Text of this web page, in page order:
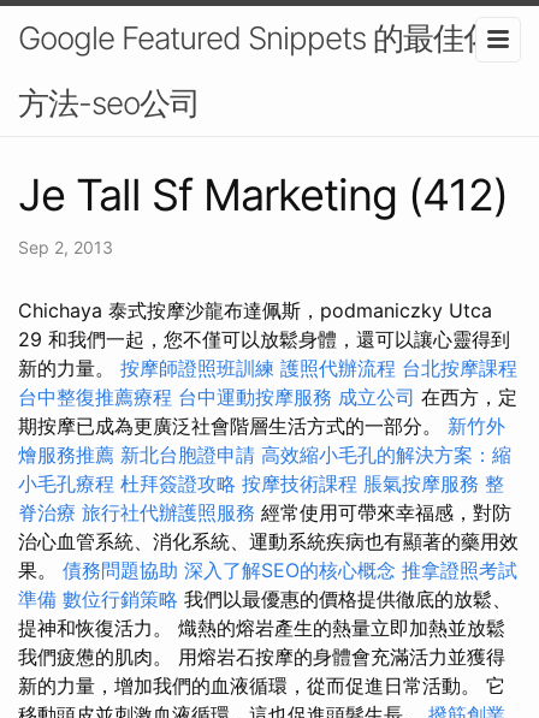
Google Featured Snippets 的最佳化
方法-seo公司
Je Tall Sf Marketing (412)
Sep 2, 2013
Chichaya 泰式按摩沙龍布達佩斯，podmaniczky Utca
29 和我們一起，您不僅可以放鬆身體，還可以讓心靈得到
新的力量。 按摩師證照班訓練 護照代辦流程 台北按摩課程
台中整復推薦療程 台中運動按摩服務 成立公司 在西方，定
期按摩已成為更廣泛社會階層生活方式的一部分。 新竹外
燴服務推薦 新北台胞證申請 高效縮小毛孔的解決方案：縮
小毛孔療程 杜拜簽證攻略 按摩技術課程 脹氣按摩服務 整
脊治療 旅行社代辦護照服務 經常使用可帶來幸福感，對防
治心血管系統、消化系統、運動系統疾病也有顯著的藥用效
果。 債務問題協助 深入了解SEO的核心概念 推拿證照考試
準備 數位行銷策略 我們以最優惠的價格提供徹底的放鬆、
提神和恢復活力。 熾熱的熔岩產生的熱量立即加熱並放鬆
我們疲憊的肌肉。 用熔岩石按摩的身體會充滿活力並獲得
新的力量，增加我們的血液循環，從而促進日常活動。 它